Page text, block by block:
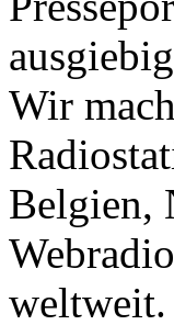
Wir
Belgien,
weltweit.